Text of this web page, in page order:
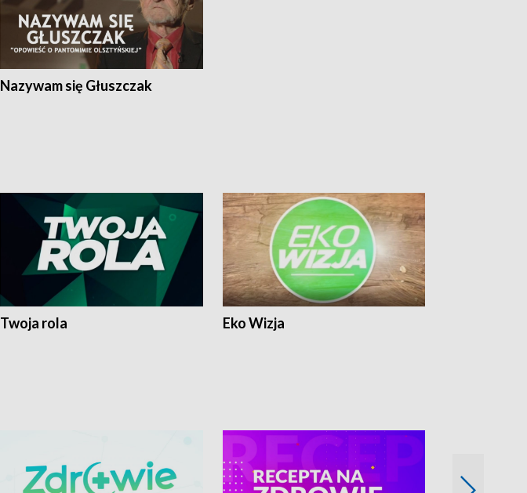
Nazywam się Głuszczak
Twoja rola Eko Wizja